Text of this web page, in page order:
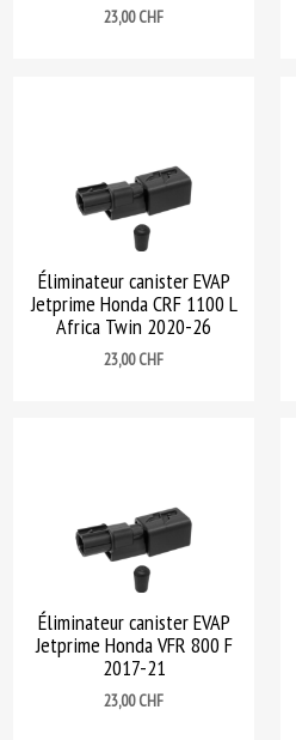
Prix
23,00 CHF
Éliminateur canister EVAP
Jetprime Honda CRF 1100 L
Africa Twin 2020-26
Prix
23,00 CHF
Éliminateur canister EVAP
Jetprime Honda VFR 800 F
2017-21
Prix
23,00 CHF